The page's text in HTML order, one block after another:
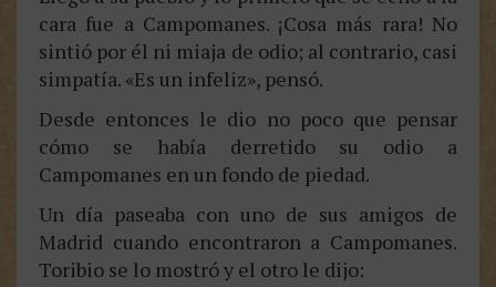
cara fue a Campomanes. ¡Cosa más rara! No
sintió por él ni miaja de odio; al contrario, casi
simpatía. «Es un infeliz», pensó.
Desde entonces le dio no poco que pensar
cómo se había derretido su odio a
Campomanes en un fondo de piedad.
Un día paseaba con uno de sus amigos de
Madrid cuando encontraron a Campomanes.
Toribio se lo mostró y el otro le dijo: